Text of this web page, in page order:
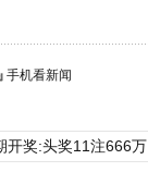
手机看新闻
开奖:头奖11注666万